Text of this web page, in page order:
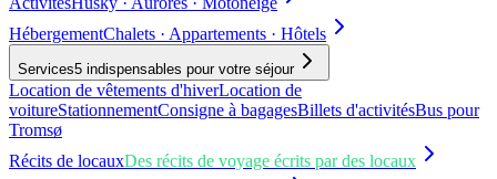
HébergementChalets · Appartements · Hôtels
Services5 indispensables pour votre séjour
Location de vêtements d'hiverLocation de
voitureStationnementConsigne à bagagesBillets d'activitésBus pour
Tromsø
Récits de locauxDes récits de voyage écrits par des locaux